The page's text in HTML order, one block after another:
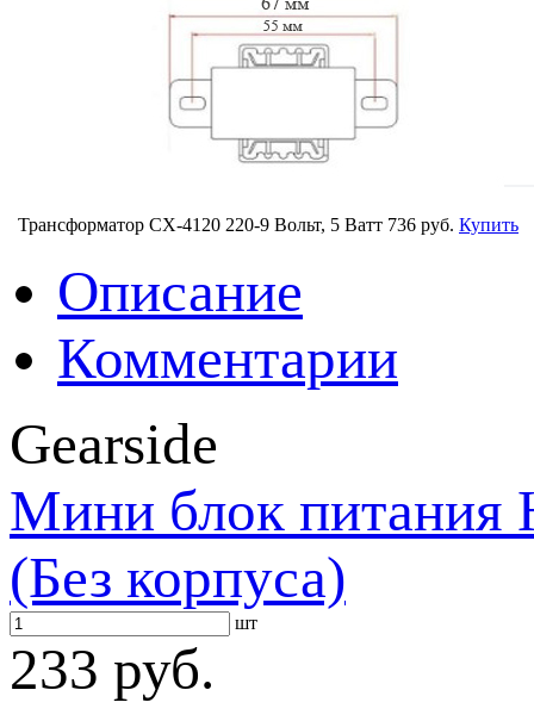
Трансформатор CX-4120 220-9 Вольт, 5 Ватт 736 руб. Купить
Описание
Комментарии
Gearside
Мини блок
(Без корпуса)
шт
233 руб.